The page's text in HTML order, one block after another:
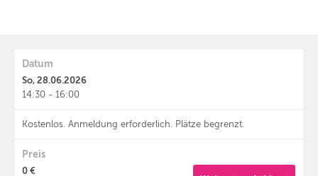
Datum
So, 28.06.2026
14:30 - 16:00
Kostenlos. Anmeldung erforderlich. Plätze begrenzt.
Preis
0 €